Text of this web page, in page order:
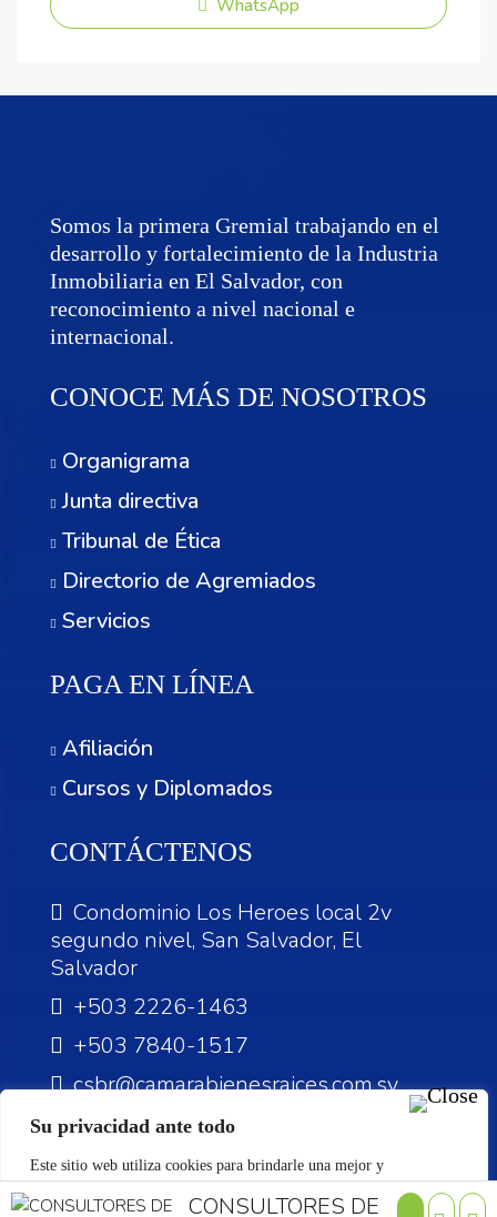
Su privacidad ante todo
Este sitio web utiliza cookies para brindarle una mejor y
personalizada experiencia. Si continúa navegando en nuestro sitio
WhatsApp
Somos la primera Gremial trabajando en el
desarrollo y fortalecimiento de la Industria
Inmobiliaria en El Salvador, con
reconocimiento a nivel nacional e
internacional.
CONOCE MÁS DE NOSOTROS
Organigrama
Junta directiva
Tribunal de Ética
Directorio de Agremiados
Servicios
PAGA EN LÍNEA
Afiliación
Cursos y Diplomados
CONTÁCTENOS
Condominio Los Heroes local 2v
segundo nivel, San Salvador, El
Salvador
+503 2226-1463
+503 7840-1517
csbr@camarabienesraices.com.sv
CONSULTORES DE